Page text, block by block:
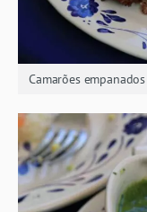
Camarões empanados